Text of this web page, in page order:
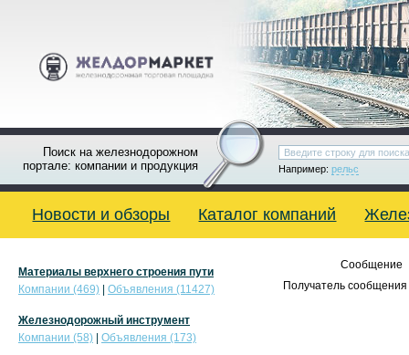
Поиск на железнодорожном
портале: компании и продукция
Например: рельс
Новости и обзоры Каталог компаний
Сообщение
Получатель сообщения
Материалы верхнего строения пути
Компании (469)
Объявления (11427)
Железнодорожный инструмент
Компании (58)
Объявления (173)